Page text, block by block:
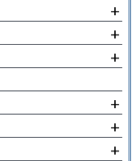
+
+
+
+
+
+